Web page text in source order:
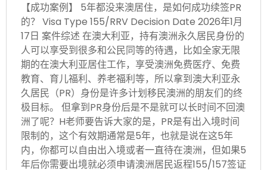
【成功案例】 5年都没来澳居住，是如何成功续签PR
的？ Visa Type 155/RRV Decision Date 2026年1月
17日 案件综述 在澳大利亚，持有澳洲永久居民身份的
人可以享受到很多和公民同等的待遇，比如全家无限
期的在澳大利亚居住工作，享受澳洲免费医疗、免费
教育、育儿福利、养老福利等，所以拿到澳大利亚永
久居民（PR）身份是许多计划移民澳洲的朋友们的终
极目标。 但拿到PR身份后是不是就可以长时间不回澳
洲了呢？H老师要告诉大家的是，PR是有出入境时间
限制的，这个有效期通常是5年，也就是说在这5年
内，你都可以自由出入境或者一直待在澳洲，但如果5
年后你需要出境就必须申请澳洲居民返程155/157签证